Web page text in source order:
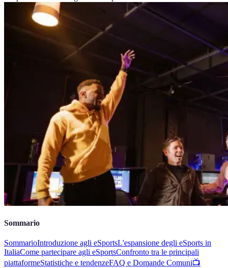
Sommario
SommarioIntroduzione agli eSportsL'espansione degli eSports in
ItaliaCome partecipare agli eSportsConfronto tra le principali
piattaformeStatistiche e tendenzeFAQ e Domande Comuni📺